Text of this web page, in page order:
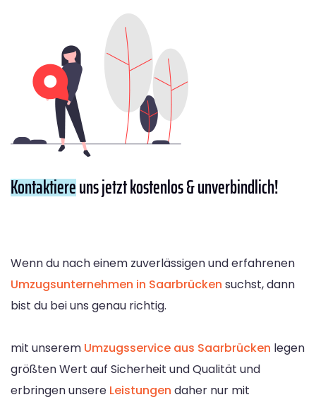
Kontaktiereuns jetzt kostenlos & unverbindlich!
Wenn du nach einem zuverlässigen und erfahrenen
Umzugsunternehmen in Saarbrücken suchst, dann
bist du bei uns genau richtig.
mit unserem Umzugsservice aus Saarbrücken legen
größten Wert auf Sicherheit und Qualität und
erbringen unsere Leistungen daher nur mit